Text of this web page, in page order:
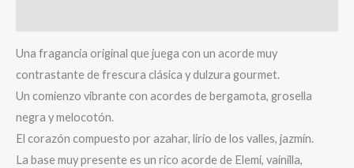
Una fragancia original que juega con un acorde muy
contrastante de frescura clásica y dulzura gourmet.
Un comienzo vibrante con acordes de bergamota, grosella
negra y melocotón.
El corazón compuesto por azahar, lirio de los valles, jazmín.
La base muy presente es un rico acorde de Elemi, vainilla,